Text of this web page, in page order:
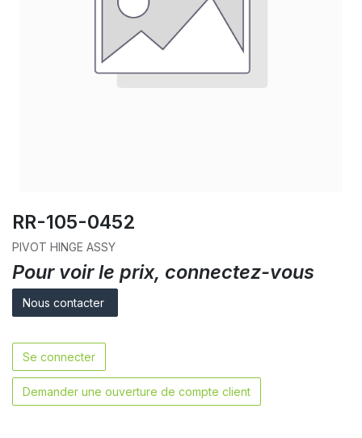
RR-105-0452
PIVOT HINGE ASSY
Pour voir le prix, connectez-vous
Nous contacter
Se connecter
Demander une ouverture de compte client